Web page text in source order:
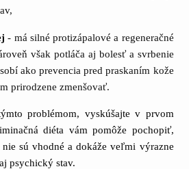
- má silné protizápalové a regeneračné
však potláča aj bolesť a svrbenie
ako prevencia pred praskaním kože
prirodzene zmenšovať.
problémom, vyskúšajte v prvom
diéta vám pomôže pochopiť,
sú vhodné a dokáže veľmi výrazne
psychický stav.